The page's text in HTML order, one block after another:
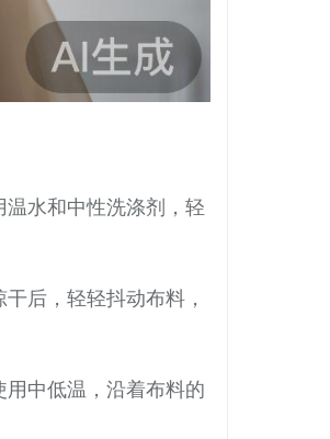
温水和中性洗涤剂，轻
后，轻轻抖动布料，
用中低温，沿着布料的